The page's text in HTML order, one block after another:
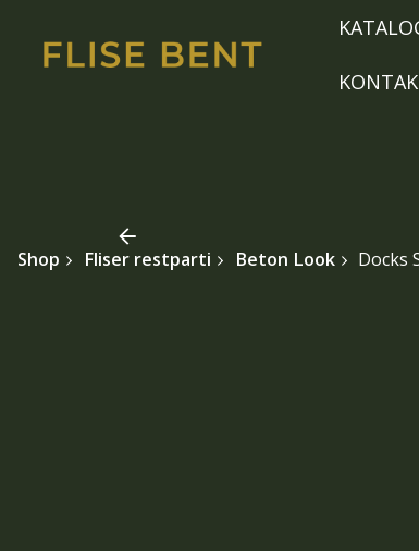
content
Shop Fliser restparti Beton Look Docks